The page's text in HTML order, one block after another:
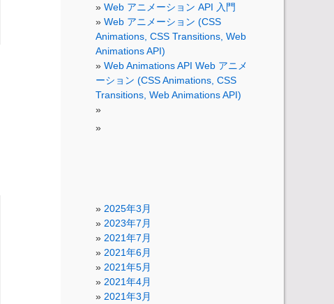
Web アニメーション API 入門
Web アニメーション (CSS
Animations, CSS Transitions, Web
Animations API)
Web Animations API Web アニメ
ーション (CSS Animations, CSS
Transitions, Web Animations API)
2025年3月
2023年7月
2021年7月
2021年6月
2021年5月
2021年4月
2021年3月